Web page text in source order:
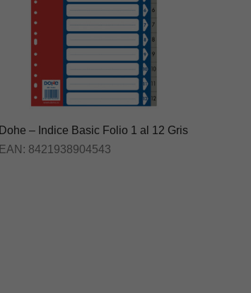
Dohe – Indice Basic Folio 1 al 12 Gris
EAN: 8421938904543